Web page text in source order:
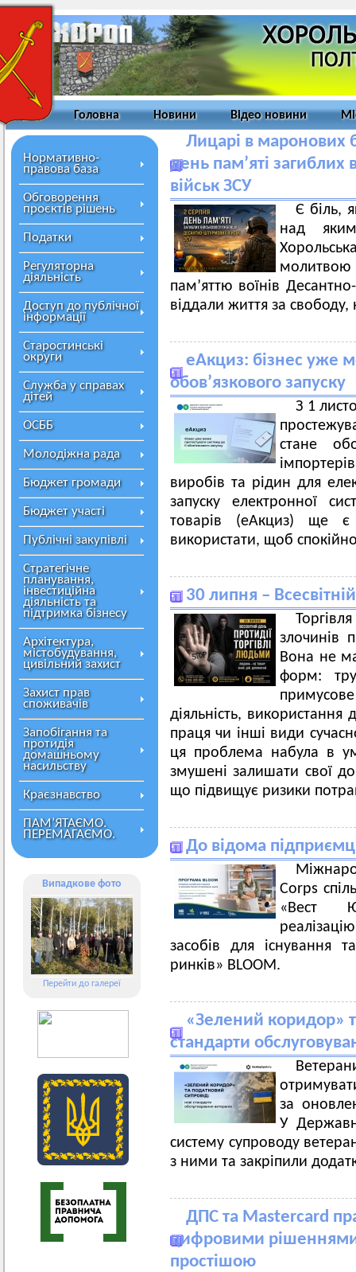
Головна Новини Відео новини
Нормативно-
правова база
Обговорення
проєктів рішень
Податки
Регуляторна
діяльність
Доступ до публічної
інформації
Старостинські
округи
Служба у справах
дітей
ОСББ
Молодіжна рада
Бюджет громади
Бюджет участі
Публічні закупівлі
Стратегічне
планування,
інвестиційна
діяльність та
підтримка бізнесу
Архітектура,
містобудування,
цивільний захист
Захист прав
споживачів
Запобігання та
протидія
домашньому
насильству
Краєзнавство
ПАМ’ЯТАЄМО.
ПЕРЕМАГАЄМО.
Випадкове фото
Перейти до галереї
Лицарі в маронових
день пам’яті
військ ЗСУ
Є біль,
над
пам’яттю воїнів
віддали життя за свободу,
еАкциз: бізнес уже
обов’язкового запуску
З 1
стане
виробів та рідин для
запуску електронної
товарів (еАкциз) ще
використати, щоб
30 липня –
злочинів
Вона не
форм:
діяльність,
праця чи інші види
ця проблема набула в
змушені залишати свої
що підвищує ризики
До відома
Corps
«Вест
засобів для існування
ринків» BLOOM.
«Зелений коридор»
стандарти
за
У
систему супроводу
з ними та закріпили
ДПС та Mastercard
цифровими
простішою